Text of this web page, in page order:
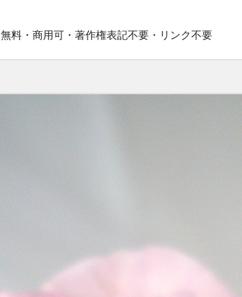
無料・商用可・著作権表記不要・リンク不要